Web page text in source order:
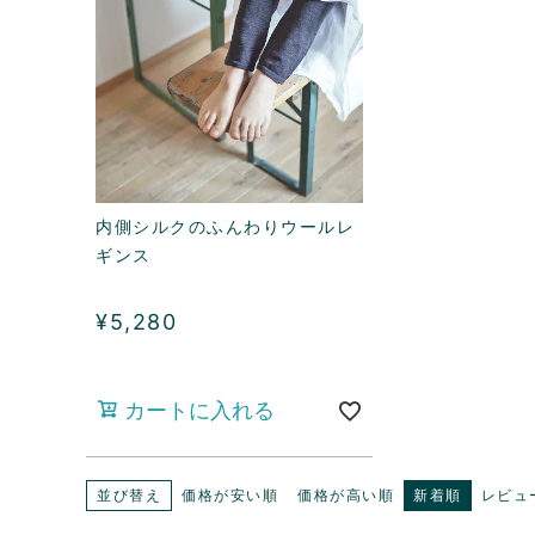
内側シルクのふんわりウールレ
ギンス
¥5,280
カートに入れる
並び替え 価格が安い順 価格が高い順 新着順 レビュ